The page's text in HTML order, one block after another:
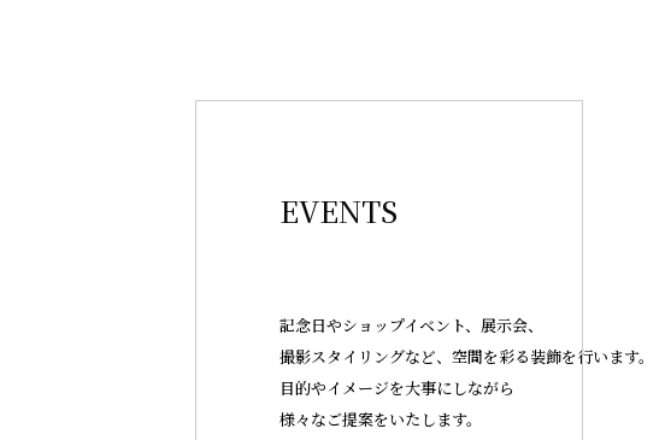
EVENTS
記念日やショップイベント、展示会、
撮影スタイリングなど、空間を彩る装飾を行います。
目的やイメージを大事にしながら
様々なご提案をいたします。